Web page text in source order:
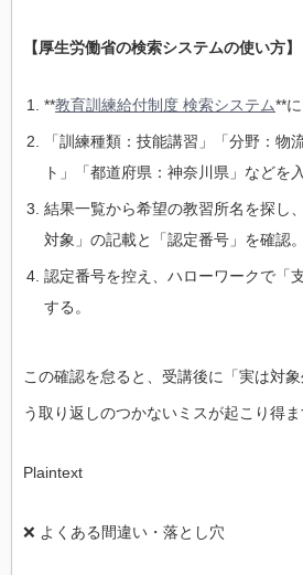
【厚生労働省の検索システムの使い方】
**教育訓練給付制度 検索システム**
「訓練種類：技能講習」「分野：物
ト」「都道府県：神奈川県」などを
結果一覧から希望の教習所名を探し
対象」の記載と「認定番号」を確認。
認定番号を控え、ハローワークで「
する。
この確認を怠ると、受講後に「実は対
う取り返しのつかないミスが起こり得ま
Plaintext
❌ よくある間違い・落とし穴